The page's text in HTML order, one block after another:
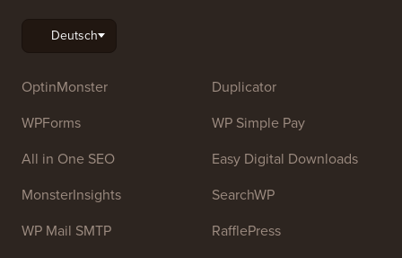
bereitzustellen, um Menschen beim Erlernen von
helfen.
Treten Sie unserem Team bei: Wir stellen ein!
OptinMonster
Duplicator